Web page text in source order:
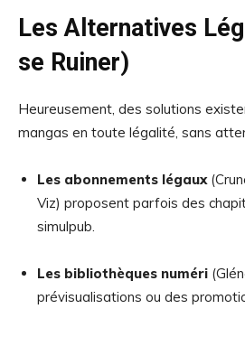
Les Alternatives
se Ruiner)
Heureusement, des solutions
mangas en toute légalité, sans
Les abonnements légaux
Viz) proposent parfois des
simulpub.
Les bibliothèques numéri
prévisualisations ou des